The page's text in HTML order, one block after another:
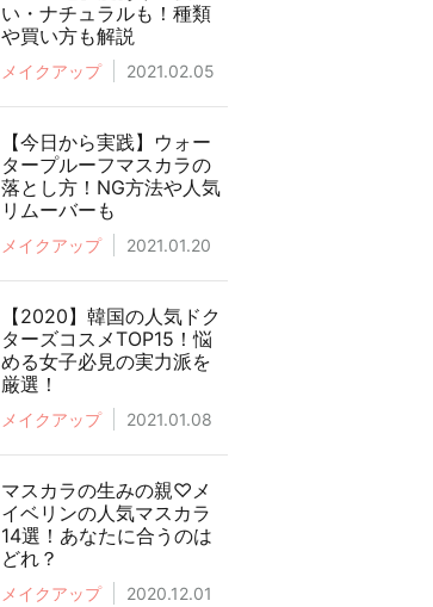
い・ナチュラルも！種類
や買い方も解説
メイクアップ 2021.02.05
【今日から実践】ウォー
タープルーフマスカラの
落とし方！NG方法や人気
リムーバーも
メイクアップ 2021.01.20
【2020】韓国の人気ドク
ターズコスメTOP15！悩
める女子必見の実力派を
厳選！
メイクアップ 2021.01.08
マスカラの生みの親♡メ
イベリンの人気マスカラ
14選！あなたに合うのは
どれ？
メイクアップ 2020.12.01